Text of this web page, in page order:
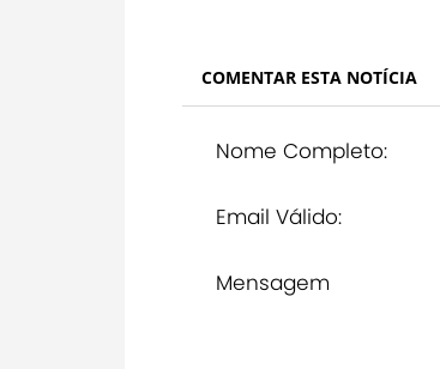
COMENTAR ESTA NOTÍCIA
Nome Completo:
Email Válido:
Mensagem